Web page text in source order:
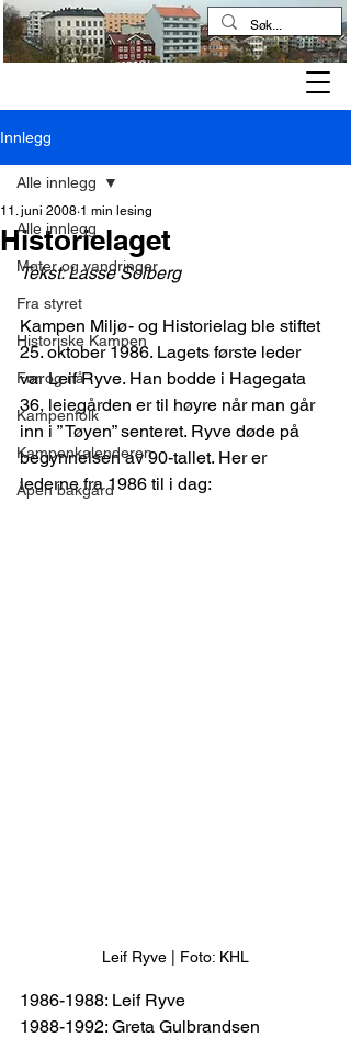
Innlegg
Alle innlegg
Møter og vandringer
Fra styret
Historiske Kampen
Før og nå
Kampenfolk
Kampenkalenderen
Åpen bakgård
Alle innlegg
Historielaget
11. juni 2008 1 min lesing
Tekst: Lasse Solberg
Kampen Miljø- og Historielag ble stiftet
25. oktober 1986. Lagets første leder
var Leif Ryve. Han bodde i Hagegata
36, leiegården er til høyre når man går
inn i ” Tøyen” senteret. Ryve døde på
begynnelsen av 90-tallet. Her er
lederne fra 1986 til i dag:
Leif Ryve | Foto: KHL
1986-1988: Leif Ryve
1988-1992: Greta Gulbrandsen